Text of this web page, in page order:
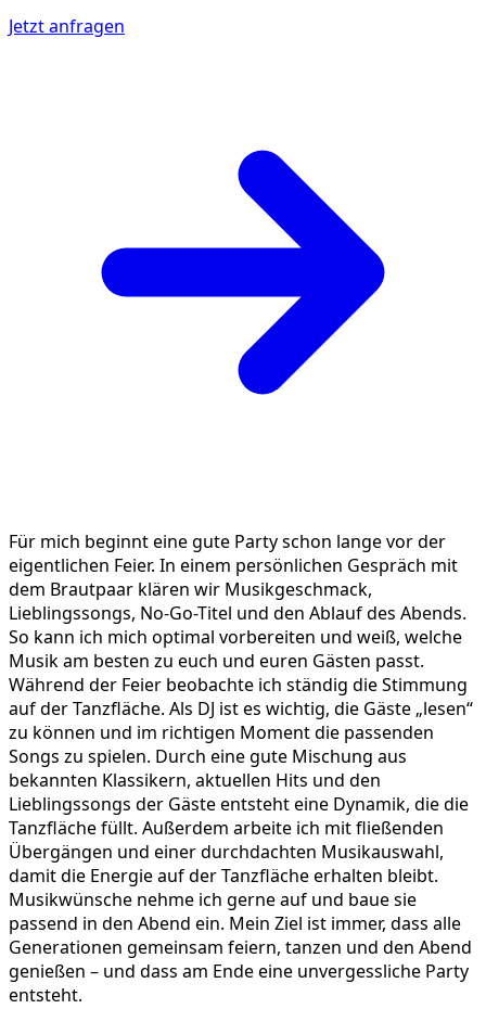
Jetzt anfragen
Für mich beginnt eine gute Party schon lange vor der
eigentlichen Feier. In einem persönlichen Gespräch mit
dem Brautpaar klären wir Musikgeschmack,
Lieblingssongs, No-Go-Titel und den Ablauf des Abends.
So kann ich mich optimal vorbereiten und weiß, welche
Musik am besten zu euch und euren Gästen passt.
Während der Feier beobachte ich ständig die Stimmung
auf der Tanzfläche. Als DJ ist es wichtig, die Gäste „lesen“
zu können und im richtigen Moment die passenden
Songs zu spielen. Durch eine gute Mischung aus
bekannten Klassikern, aktuellen Hits und den
Lieblingssongs der Gäste entsteht eine Dynamik, die die
Tanzfläche füllt. Außerdem arbeite ich mit fließenden
Übergängen und einer durchdachten Musikauswahl,
damit die Energie auf der Tanzfläche erhalten bleibt.
Musikwünsche nehme ich gerne auf und baue sie
passend in den Abend ein. Mein Ziel ist immer, dass alle
Generationen gemeinsam feiern, tanzen und den Abend
genießen – und dass am Ende eine unvergessliche Party
entsteht.